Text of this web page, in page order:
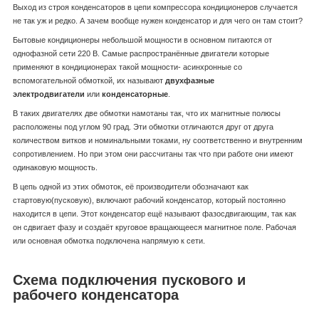
Выход из строя конденсаторов в цепи компрессора кондиционеров случается
не так уж и редко. А зачем вообще нужен конденсатор и для чего он там стоит?
Бытовые кондиционеры небольшой мощности в основном питаются от
однофазной сети 220 В. Самые распространённые двигатели которые
применяют в кондиционерах такой мощности- асинхронные со
вспомогательной обмоткой, их называют двухфазные
электродвигатели или конденсаторные
В таких двигателях две обмотки намотаны так, что их магнитные полюсы
расположены под углом 90 град. Эти обмотки отличаются друг от друга
количеством витков и номинальными токами, ну соответственно и внутренним
сопротивлением. Но при этом они рассчитаны так что при работе они имеют
одинаковую мощность.
В цепь одной из этих обмоток, её производители обозначают как
стартовую(пусковую), включают рабочий конденсатор, который постоянно
находится в цепи. Этот конденсатор ещё называют фазосдвигающим, так как
он сдвигает фазу и создаёт круговое вращающееся магнитное поле. Рабочая
или основная обмотка подключена напрямую к сети.
Схема подключения пускового и
рабочего конденсатора